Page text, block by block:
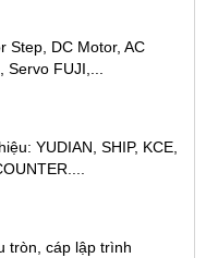
Step, DC Motor, AC
FUJI,...
YUDIAN, SHIP, KCE,
tròn, cáp lập trình